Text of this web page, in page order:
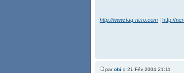
http://www.faq-nero.com | http://
parobi » 21 Fév 2004 21:11